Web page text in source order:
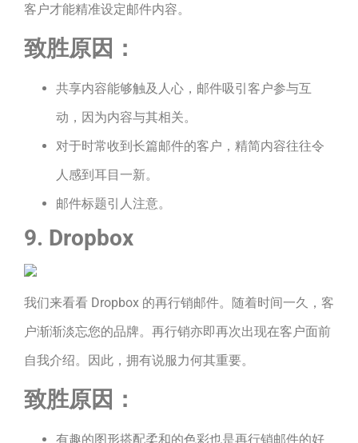
客户才能精准设定邮件内容。
致胜原因：
共享内容能够触及人心，邮件吸引客户参与互
动，因为内容与其相关。
对于时常收到长篇邮件的客户，精简内容往往令
人感到耳目一新。
邮件标题引人注意。
9. Dropbox
我们来看看 Dropbox 的再行销邮件。随着时间一久，客
户渐渐淡忘您的品牌。再行销亦即再次出现在客户面前
自我介绍。因此，拥有说服力何其重要。
致胜原因：
有趣的图形搭配柔和的色彩也是再行销邮件的好